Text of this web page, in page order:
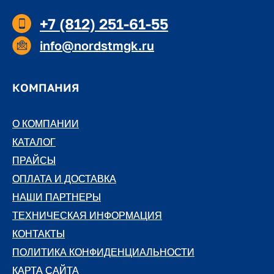
+7 (812) 251-61-55
info@nordstmgk.ru
О КОМПАНИИ
О КОМПАНИИ
КАТАЛОГ
КАТАЛОГ
ПРАЙСЫ
ПРАЙСЫ
ОПЛАТА И ДОСТАВКА
ОПЛАТА И ДОСТАВКА
КОМПАНИЯ
НАШИ ПАРТНЕРЫ
НАШИ ПАРТНЕРЫ
ТЕХНИЧЕСКАЯ ИНФОРМАЦИЯ
ТЕХНИЧЕСКАЯ ИНФОРМАЦИЯ
КОНТАКТЫ
КОНТАКТЫ
ПОЛИТИКА КОНФИДЕНЦИАЛЬНОСТИ
ПОЛИТИКА КОНФИДЕНЦИАЛЬНОСТИ
КАРТА САЙТА
КАРТА САЙТА